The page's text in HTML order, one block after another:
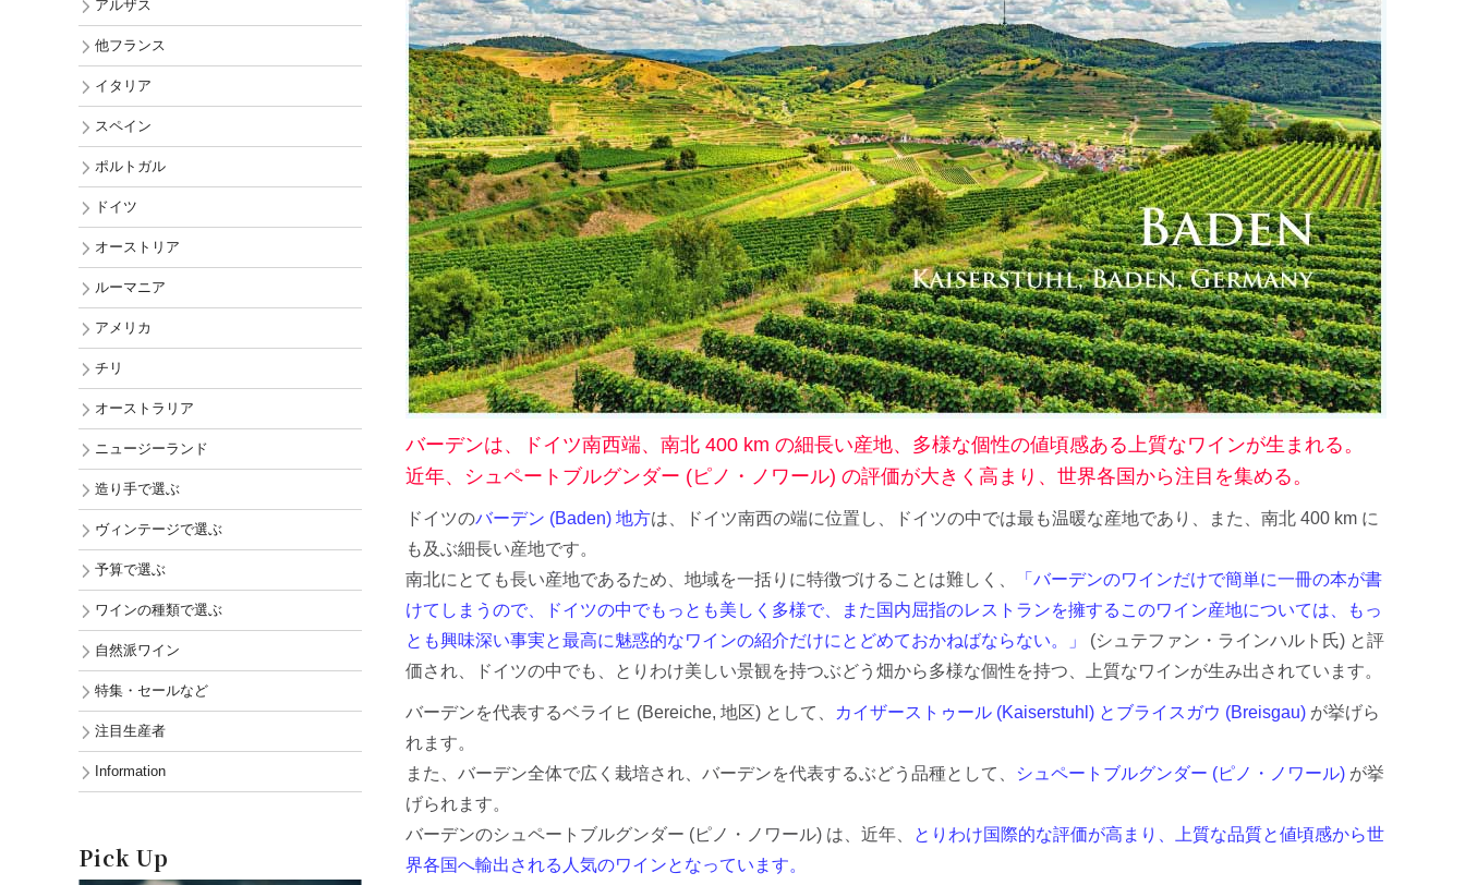
ドイツ
オーストリア
ルーマニア
チリ
オーストラリア
ニュージーランド
アメリカ
円
5,000円〜9,999
円
10,000円〜
よりどり 3 本、
5,940 円
AC ブルゴーニ
ュ・セール
シャンパーニュ・
セール
ピノ・ノワール特
集
ジャケ買いワイン
お得なワインセッ
ト
神の雫ワイン
試飲レポート
お客様のレビュー
シャサーニュ・モンラッシェ
ピエモンテ
トスカーナ
ポート
マデイラ
ジトン・ペール・
エ・フィス
カーヴェス・メッ
シアス
ベルンハルト・コ
ッホ
神の雫ワイン
試飲レポート
バーデンは、ドイツ南西端、南北 400 km の細長い産地、多様な個性の値頃感ある上質なワインが生まれる。
近年、シュペートブルグンダー (ピノ・ノワール) の評価が大きく高まり、世界各国から注目を集める。
ドイツのバーデン (Baden) 地方は、ドイツ南西の端に位置し、ドイツの中では最も温暖な産地であり、また、南北 400 km に
も及ぶ細長い産地です。
南北にとても長い産地であるため、地域を一括りに特徴づけることは難しく、
「バーデンのワインだけで簡単に一冊の本が書
けてしまうので、ドイツの中でもっとも美しく多様で、また国内屈指のレストランを擁するこのワイン産地については、もっ
とも興味深い事実と最高に魅惑的なワインの紹介だけにとどめておかねばならない。」
(シュテファン・ラインハルト氏) と評
価され、ドイツの中でも、とりわけ美しい景観を持つぶどう畑から多様な個性を持つ、上質なワインが生み出されています。
バーデンを代表するベライヒ (Bereiche, 地区) として、 カイザーストゥール (Kaiserstuhl) とブライスガウ (Breisgau) が挙げら
れます。
また、バーデン全体で広く栽培され、バーデンを代表するぶどう品種として、
シュペートブルグンダー (ピノ・ノワール) が挙
げられます。
バーデンのシュペートブルグンダー (ピノ・ノワール) は、近年、
とりわけ国際的な評価が高まり、上質な品質と値頃感から世
界各国へ輸出される人気のワインとなっています。
アルザス
他フランス
イタリア
スペイン
ポルトガル
ドイツ
オーストリア
ルーマニア
アメリカ
チリ
オーストラリア
ニュージーランド
造り手で選ぶ
ヴィンテージで選ぶ
予算で選ぶ
ワインの種類で選ぶ
自然派ワイン
特集・セールなど
注目生産者
Information
Pick Up